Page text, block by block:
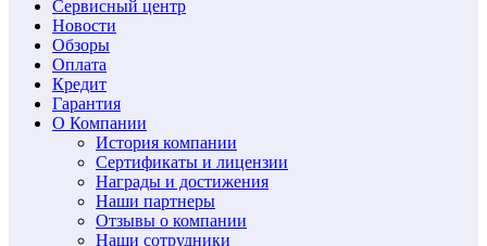
Сервисный центр
Новости
Обзоры
Оплата
Кредит
Гарантия
О Компании
История компании
Сертификаты и лицензии
Награды и достижения
Наши партнеры
Отзывы о компании
Наши сотрудники